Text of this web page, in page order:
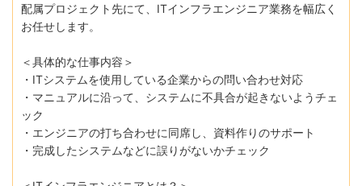
配属プロジェクト先にて、ITインフラエンジニア業務を幅広く
お任せします。
＜具体的な仕事内容＞
・ITシステムを使用している企業からの問い合わせ対応
・マニュアルに沿って、システムに不具合が起きないようチェ
ック
・エンジニアの打ち合わせに同席し、資料作りのサポート
・完成したシステムなどに誤りがないかチェック